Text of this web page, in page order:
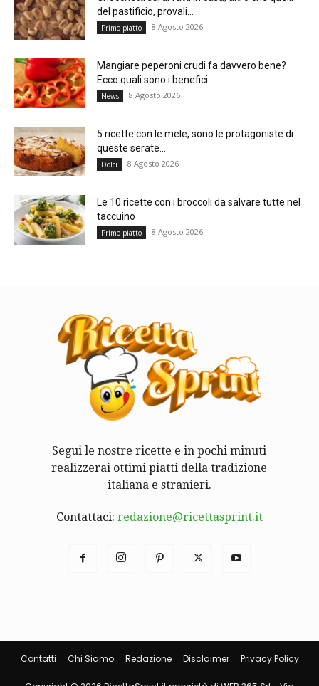
del pastificio, provali...
Primo piatto 8 Agosto 2026
Mangiare peperoni crudi fa davvero bene?
Ecco quali sono i benefici...
News 8 Agosto 2026
5 ricette con le mele, sono le protagoniste di
queste serate...
Dolci 8 Agosto 2026
Le 10 ricette con i broccoli da salvare tutte nel
taccuino
Primo piatto 8 Agosto 2026
Segui le nostre ricette e in pochi minuti
realizzerai ottimi piatti della tradizione
italiana e stranieri.
Contattaci: redazione@ricettasprint.it
Contatti Chi Siamo Redazione Disclaimer Privacy Policy